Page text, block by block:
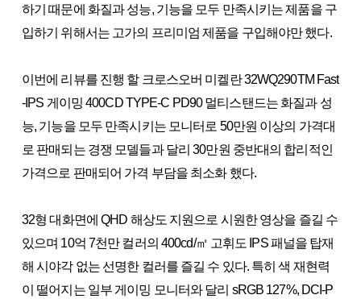
하기 때문에 화질과 성능, 기능을 모두 만족시키는 제품을 구
입하기 위해서는 고가의 프리미엄 제품을 구입해야만 했다.
이번에 리뷰를 진행 할 크로스오버 미켈란 32WQ290TM Fast
-IPS 게이밍 400CD TYPE-C PD90 멀티스탠드는 화질과 성
능, 기능을 모두 만족시키는 모니터로 50만원 이상의 가격대
로 판매되는 경쟁 모델들과 달리 30만원 중반대의 합리적인
가격으로 판매되어 가격 부담을 최소화 했다.
32형 대화면에 QHD 해상도 지원으로 시원한 영상을 즐길 수
있으며 10억 7천만 컬러의 400cd/㎡ 고휘도 IPS 패널을 탑재
해 시야각 없는 선명한 컬러를 즐길 수 있다. 특히 색 재현력
이 떨어지는 일부 게이밍 모니터와 달리 sRGB 127%, DCI-P